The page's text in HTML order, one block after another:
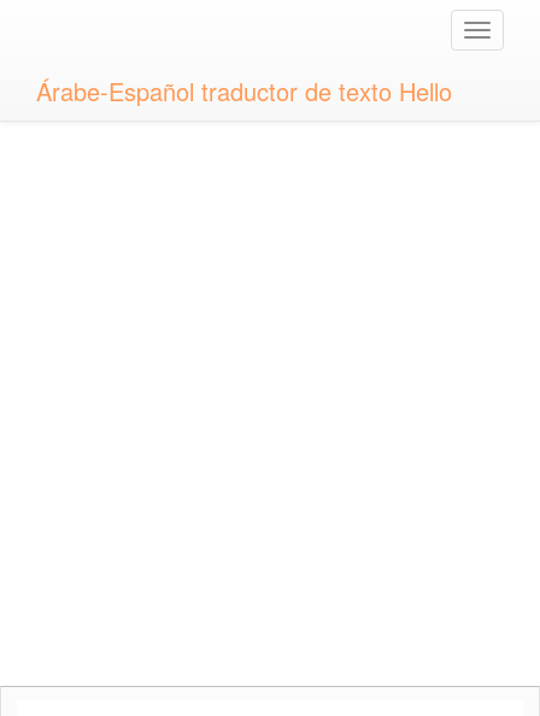
Toggle
Árabe-Español traductor de texto Hello